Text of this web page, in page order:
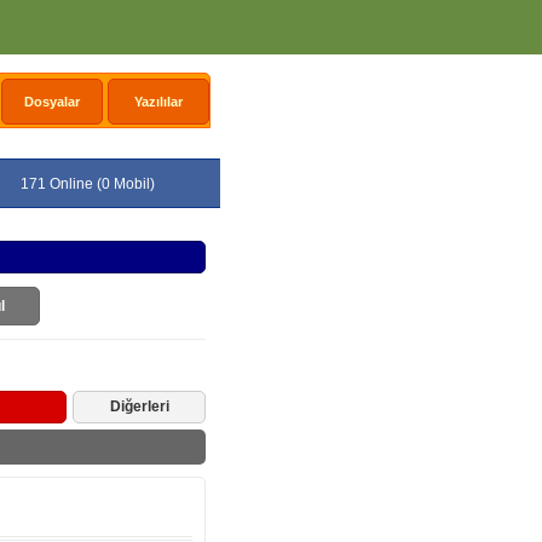
Dosyalar Yazılılar
171 Online (0 Mobil)
Diğerleri